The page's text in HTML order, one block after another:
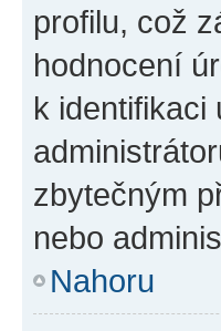
profilu, což
hodnocení
k identifikaci
zbytečným
nebo
Nahoru